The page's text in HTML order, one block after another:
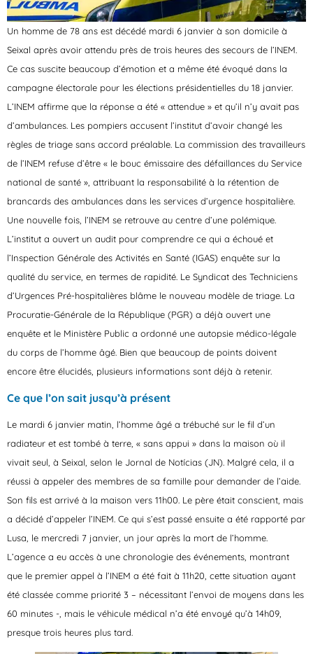
Un homme de 78 ans est décédé mardi 6 janvier à son domicile à
Seixal après avoir attendu près de trois heures des secours de l’INEM.
Ce cas suscite beaucoup d’émotion et a même été évoqué dans la
campagne électorale pour les élections présidentielles du 18 janvier.
L’INEM affirme que la réponse a été « attendue » et qu’il n’y avait pas
d’ambulances. Les pompiers accusent l’institut d’avoir changé les
règles de triage sans accord préalable. La commission des travailleurs
de l’INEM refuse d’être « le bouc émissaire des défaillances du Service
national de santé », attribuant la responsabilité à la rétention de
brancards des ambulances dans les services d’urgence hospitalière.
Une nouvelle fois, l’INEM se retrouve au centre d’une polémique.
L’institut a ouvert un audit pour comprendre ce qui a échoué et
l’Inspection Générale des Activités en Santé (IGAS) enquête sur la
qualité du service, en termes de rapidité. Le Syndicat des Techniciens
d’Urgences Pré-hospitalières blâme le nouveau modèle de triage. La
Procuratie-Générale de la République (PGR) a déjà ouvert une
enquête et le Ministère Public a ordonné une autopsie médico-légale
du corps de l’homme âgé. Bien que beaucoup de points doivent
encore être élucidés, plusieurs informations sont déjà à retenir.
Ce que l’on sait jusqu’à présent
Le mardi 6 janvier matin, l’homme âgé a trébuché sur le fil d’un
radiateur et est tombé à terre, « sans appui » dans la maison où il
vivait seul, à Seixal, selon le Jornal de Notícias (JN). Malgré cela, il a
réussi à appeler des membres de sa famille pour demander de l’aide.
Son fils est arrivé à la maison vers 11h00. Le père était conscient, mais
a décidé d’appeler l’INEM. Ce qui s’est passé ensuite a été rapporté par
Lusa, le mercredi 7 janvier, un jour après la mort de l’homme.
L’agence a eu accès à une chronologie des événements, montrant
que le premier appel à l’INEM a été fait à 11h20, cette situation ayant
été classée comme priorité 3 – nécessitant l’envoi de moyens dans les
60 minutes -, mais le véhicule médical n’a été envoyé qu’à 14h09,
presque trois heures plus tard.